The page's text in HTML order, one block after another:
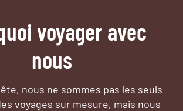
voyager avec
nous
nous ne sommes pas les seuls
voyages sur mesure, mais nous